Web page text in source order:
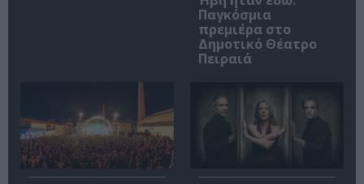
Παγκόσμια
πρεμιέρα στο
Δημοτικό Θέατρο
Πειραιά